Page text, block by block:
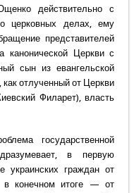
действительно с
церковных делах, ему
представителей
Церкви с
сын из евангельской
отлученный от Церкви
Филарет), власть
государственной
в первую
украинских граждан от
в конечном итоге — от